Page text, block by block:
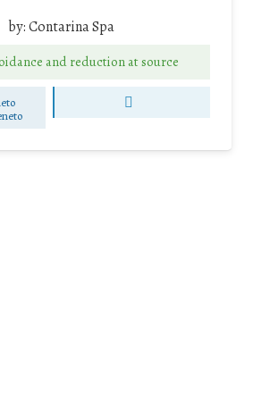
by:Contarina Spa
and reduction at source